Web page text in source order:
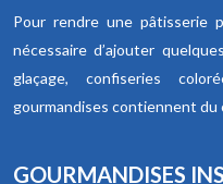
Pour rendre une pâtisserie
nécessaire d’ajouter
glaçage, confiseries
gourmandises contiennent
GOURMANDISES